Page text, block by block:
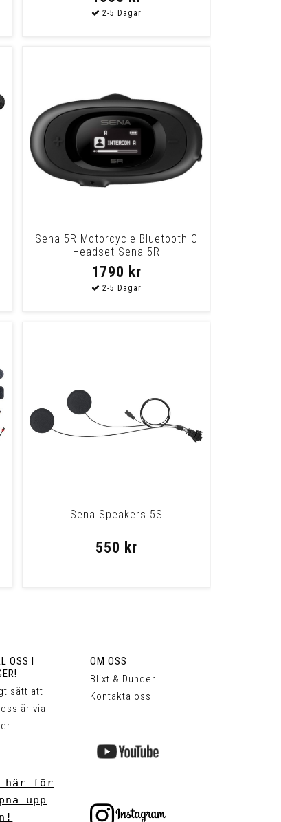
Sena 5R Motorcycle Bluetooth C
Headset Sena 5R
1790 kr
Sena Speakers 5S
550 kr
OSS I
sätt att
är via
här för
upp
OM OSS
Blixt & Dunder
Kontakta oss